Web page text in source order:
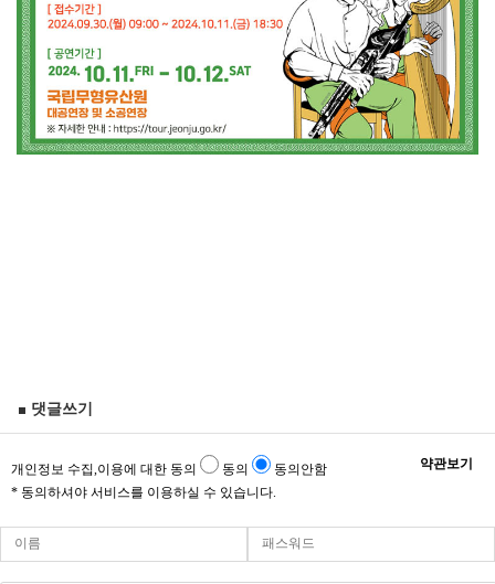
댓글쓰기
개인정보 수집,이용에 대한 동의 동의 동의안함
약관보기
* 동의하셔야 서비스를 이용하실 수 있습니다.